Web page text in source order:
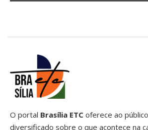
O portal Brasília ETC oferece ao
diversificado sobre o que acontece na